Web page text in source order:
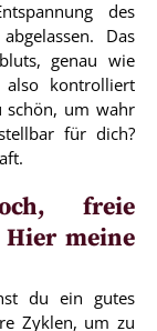
des
Das
genau wie
also kontrolliert
schön, um wahr
für dich?
freie
meine
du ein gutes
Zyklen, um zu